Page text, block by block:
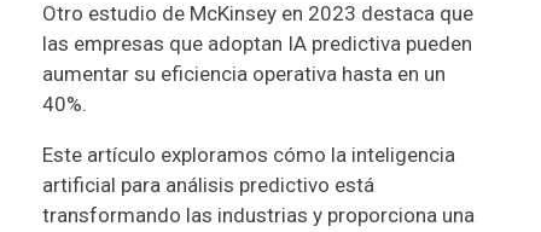
Otro estudio de McKinsey en 2023 destaca que
las empresas que adoptan IA predictiva pueden
aumentar su eficiencia operativa hasta en un
40%.
Este artículo exploramos cómo la inteligencia
artificial para análisis predictivo está
transformando las industrias y proporciona una